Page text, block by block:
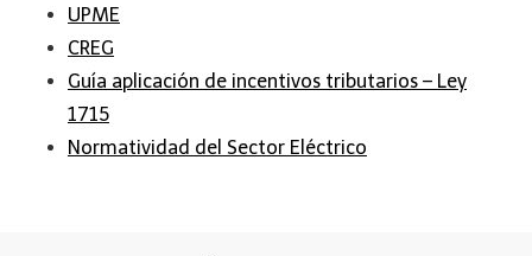
UPME
CREG
Guía aplicación de incentivos tributarios – Ley
1715
Normatividad del Sector Eléctrico